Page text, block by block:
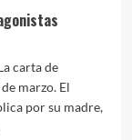
carta de
marzo. El
por su madre,